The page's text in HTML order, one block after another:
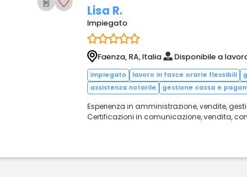
Lisa R.
Impiegato
Faenza, RA, Italia Disponibile a
impiegato lavoro in fasce orarie flessibili
assistenza notarile
gestione cassa e
Esperienza in amministrazione, vendite,
Certificazioni in comunicazione, vendita,